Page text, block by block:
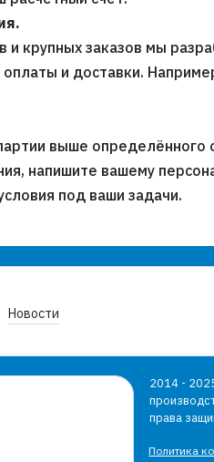
и крупных заказов мы
и доставки.
выше определённого
напишите вашему
под ваши задачи.
Новости
2014 -
права
Политика